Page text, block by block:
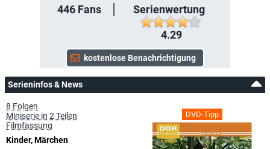
446Fans
Serienwertung
4.29
Serieninfos & News
DVD-Tipp
8 Folgen
Miniserie in 2 Teilen
Filmfassung
Kinder, Märchen